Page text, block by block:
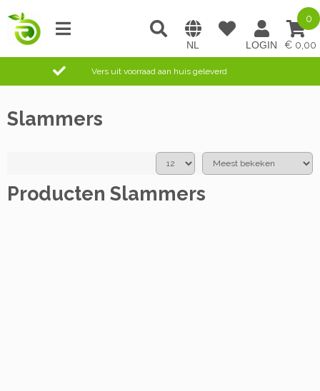
0,00
0
Vers uit voorraad aan huis geleverd
Slammers
Producten Slammers